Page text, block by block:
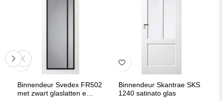
Binnendeur Svedex FR502
met zwart glaslatten en
Binnendeur Skantrae SKS
1240 satinato glas